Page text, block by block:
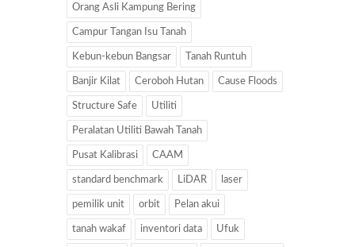
Orang Asli Kampung Bering
Campur Tangan Isu Tanah
Kebun-kebun Bangsar Tanah Runtuh
Banjir Kilat Ceroboh Hutan Cause Floods
Structure Safe Utiliti
Peralatan Utiliti Bawah Tanah
Pusat Kalibrasi CAAM
standard benchmark LiDAR laser
pemilik unit orbit Pelan akui
tanah wakaf inventori data Ufuk